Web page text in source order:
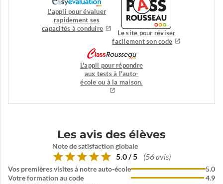
L'appli pour évaluer
rapidement ses
capacités à conduire
Le site pour réviser
facilement son code
L'appli pour répondre
aux tests à l'auto-
école ou à la maison.
Les avis des élèves
Note de satisfaction globale
5.0 / 5 (56 avis)
Vos premières visites à notre auto-école
Votre formation au code
5.0
4.9